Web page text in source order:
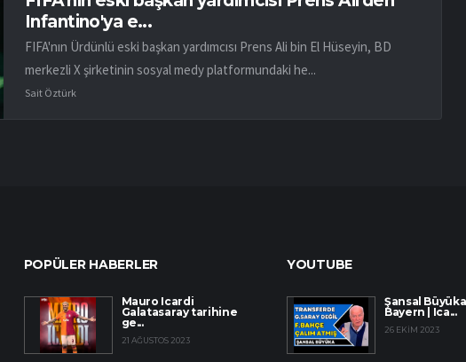
Infantino'ya e...
FIFA'nın Ürdünlü eski başkan yardımcısı Prens Ali bin El Hüseyin, BD
merkezli X şirketinin sosyal medy platformundaki he...
Sait Öztürk
POPÜLER HABERLER
Mauro Icardi
Galatasaray tarihine
ge...
21 AĞUSTOS 2023
YOUTUBE
Şansal
Bayern | Ica...
26 EKIM 2023